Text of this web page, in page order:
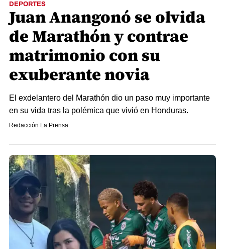
DEPORTES
Juan Anangonó se olvida
de Marathón y contrae
matrimonio con su
exuberante novia
El exdelantero del Marathón dio un paso muy importante
en su vida tras la polémica que vivió en Honduras.
Redacción La Prensa